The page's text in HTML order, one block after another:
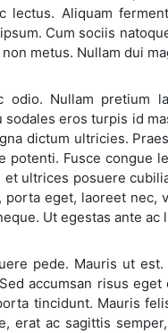
lectus. Aliquam
Cum sociis
metus. Nullam dui
odio. Nullam pretium
eros turpis id
dictum ultricies.
potenti. Fusce congue
ultrices posuere
porta eget, laoreet nec,
Ut egestas ante
pede. Mauris ut
accumsan risus
tincidunt. Mauris
erat ac sagittis